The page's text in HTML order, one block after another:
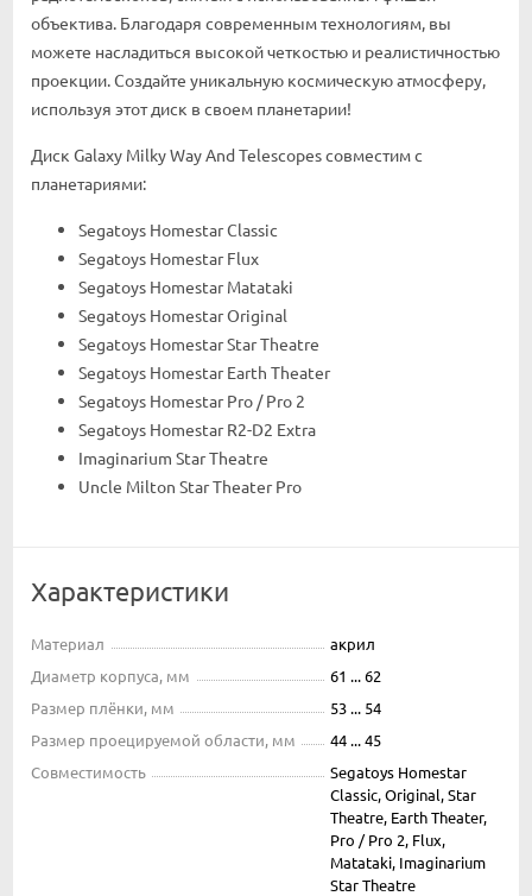
объектива. Благодаря современным технологиям, вы
можете насладиться высокой четкостью и реалистичностью
проекции. Создайте уникальную космическую атмосферу,
используя этот диск в своем планетарии!
Диск Galaxy Milky Way And Telescopes совместим с
планетариями:
Segatoys Homestar Classic
Segatoys Homestar Flux
Segatoys Homestar Matataki
Segatoys Homestar Original
Segatoys Homestar Star Theatre
Segatoys Homestar Earth Theater
Segatoys Homestar Pro / Pro 2
Segatoys Homestar R2-D2 Extra
Imaginarium Star Theatre
Uncle Milton Star Theater Pro
Характеристики
Материал
акрил
Диаметр корпуса, мм
61 ... 62
Размер плёнки, мм
53 ... 54
Размер проецируемой области, мм
44 ... 45
Совместимость
Segatoys Homestar
Classic, Original, Star
Theatre, Earth Theater,
Pro / Pro 2, Flux,
Matataki, Imaginarium
Star Theatre